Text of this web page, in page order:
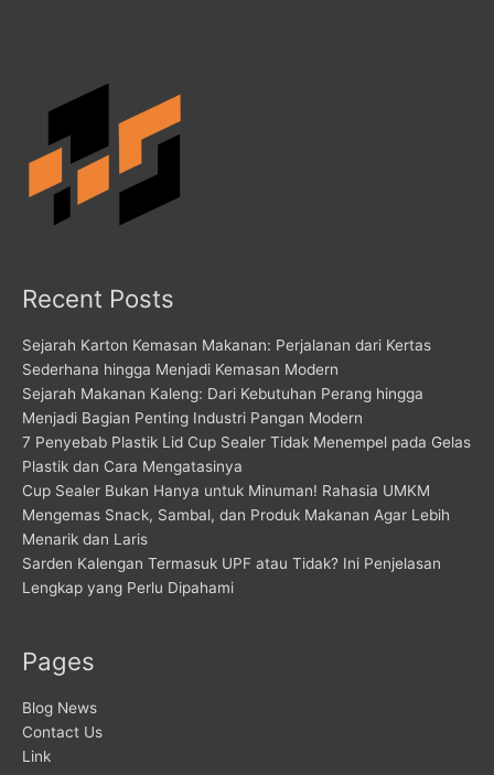
Recent Posts
Sejarah Karton Kemasan Makanan: Perjalanan dari Kertas
Sederhana hingga Menjadi Kemasan Modern
Sejarah Makanan Kaleng: Dari Kebutuhan Perang hingga
Menjadi Bagian Penting Industri Pangan Modern
7 Penyebab Plastik Lid Cup Sealer Tidak Menempel pada Gelas
Plastik dan Cara Mengatasinya
Cup Sealer Bukan Hanya untuk Minuman! Rahasia UMKM
Mengemas Snack, Sambal, dan Produk Makanan Agar Lebih
Menarik dan Laris
Sarden Kalengan Termasuk UPF atau Tidak? Ini Penjelasan
Lengkap yang Perlu Dipahami
Pages
Blog News
Contact Us
Link